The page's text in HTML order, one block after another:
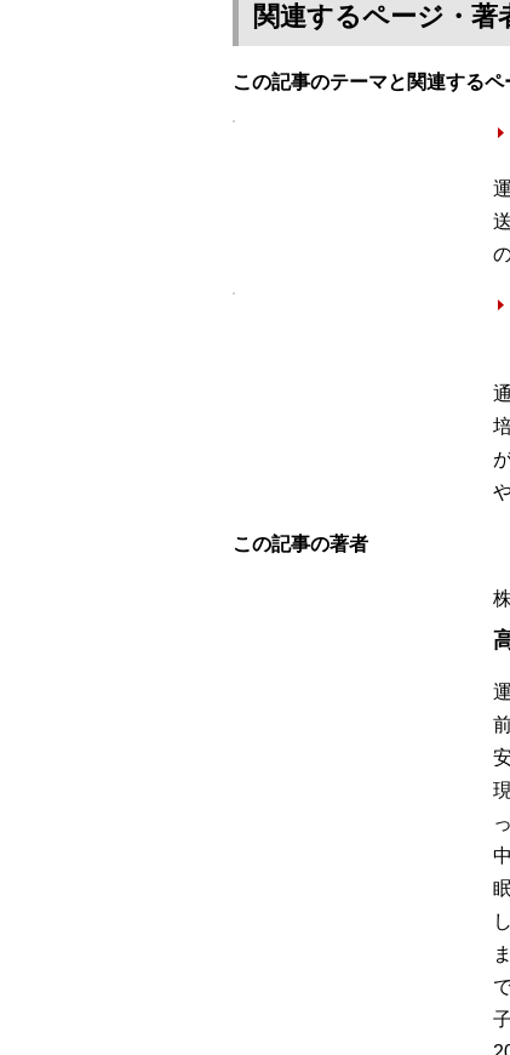
関連するページ・著
この記事のテーマと関連するペ
この記事の著者